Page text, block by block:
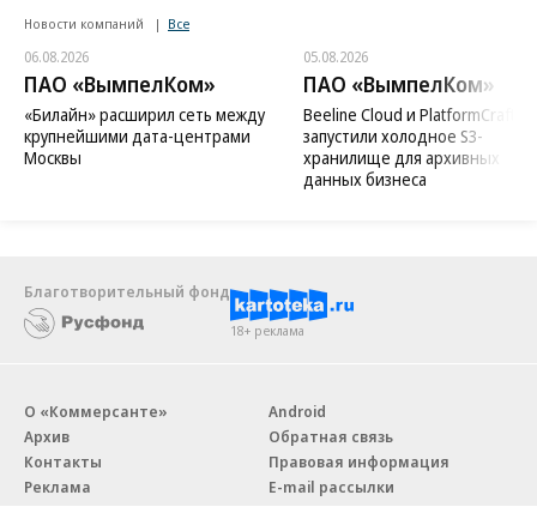
Новости компаний Все
06.08.2026
ПАО «ВымпелКом»
«Билайн» расширил сеть между
крупнейшими дата-центрами
Москвы
05.08.2026
ПАО «ВымпелКом»
Beeline Cloud и PlatformCraft
запустили холодное S3-
хранилище для архивных
данных бизнеса
Благотворительный фонд
18+ реклама
О «Коммерсанте»
Архив
Контакты
Реклама
Android
Обратная связь
Правовая информация
E-mail рассылки